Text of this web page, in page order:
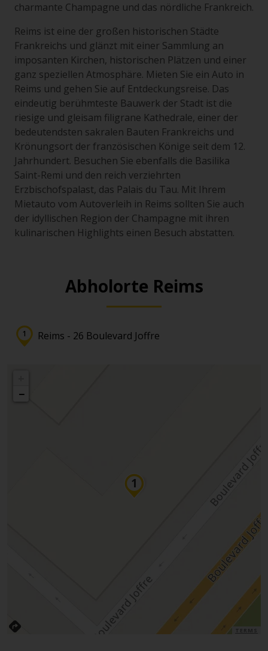
charmante Champagne und das nördliche Frankreich.
Reims ist eine der großen historischen Städte
Frankreichs und glänzt mit einer Sammlung an
imposanten Kirchen, historischen Plätzen und einer
ganz speziellen Atmosphäre. Mieten Sie ein Auto in
Reims und gehen Sie auf Entdeckungsreise. Das
eindeutig berühmteste Bauwerk der Stadt ist die
riesige und gleisam filigrane Kathedrale, einer der
bedeutendsten sakralen Bauten Frankreichs und
Krönungsort der französischen Könige seit dem 12.
Jahrhundert. Besuchen Sie ebenfalls die Basilika
Saint-Remi und den reich verziehrten
Erzbischofspalast, das Palais du Tau. Mit Ihrem
Mietauto vom Autoverleih in Reims sollten Sie auch
der idyllischen Region der Champagne mit ihren
kulinarischen Highlights einen Besuch abstatten.
Abholorte Reims
Reims - 26 Boulevard Joffre
−